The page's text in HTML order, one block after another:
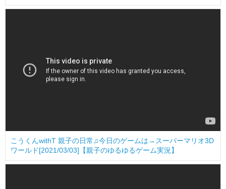
こうくんwithT 親子の日常♫今日のゲームは→スーパーマリオ3D
ワールド[2021/03/03]【親子のゆるゆるゲーム実況】